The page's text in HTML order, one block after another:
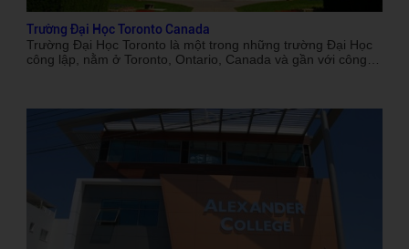
Trường Đại Học Toronto Canada
Trường Đại Học Toronto là một trong những trường Đại Học
công lập, nằm ở Toronto, Ontario, Canada và gần với công